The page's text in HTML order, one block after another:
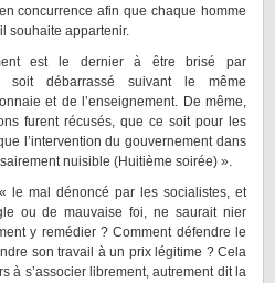
concurrence afin que chaque homme
souhaite appartenir.
est le dernier à être brisé par
soit débarrassé suivant le même
et de l’enseignement. De même,
furent récusés, que ce soit pour les
l’intervention du gouvernement dans
nuisible (Huitième soirée) ».
le mal dénoncé par les socialistes, et
ou de mauvaise foi, ne saurait nier
y remédier ? Comment défendre le
son travail à un prix légitime ? Cela
à s’associer librement, autrement dit la